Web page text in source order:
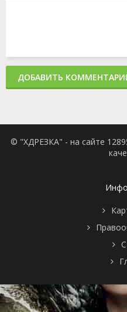
ДОБАВИТЬ
© "ХДРЕЗКА" - на сайте